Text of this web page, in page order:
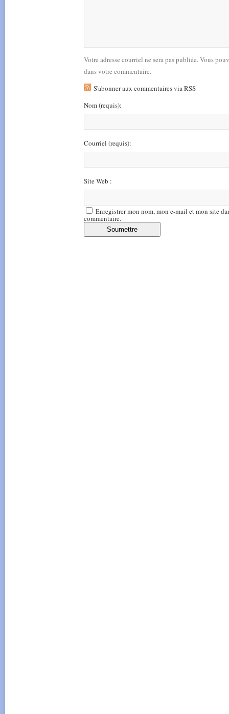
Votre adresse courriel ne sera pas publiée. Vous
dans votre commentaire.
S'abonner aux commentaires via RSS
Nom(requis):
Courriel (requis):
Site Web :
Enregistrer mon nom, mon e-mail et mon site
commentaire.